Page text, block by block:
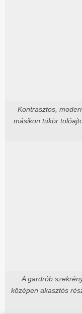
Kontrasztos,
másikon tükör
A gardrób
középen akasztós